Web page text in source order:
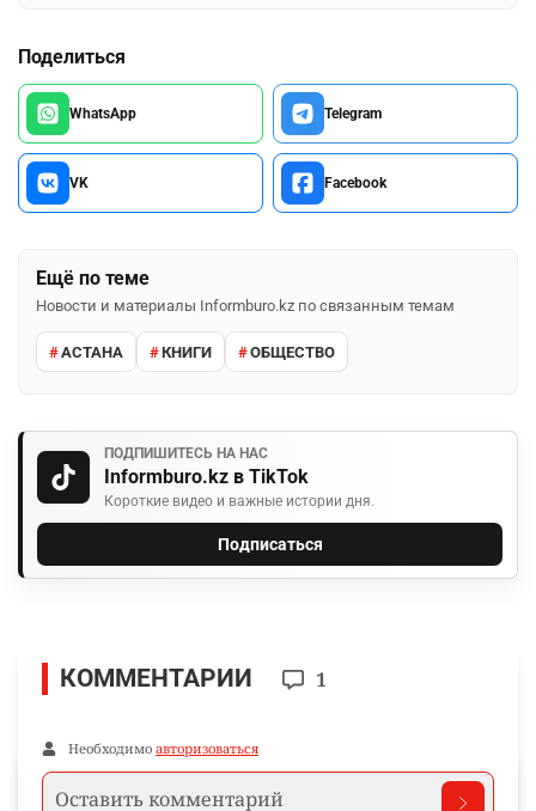
Поделиться
WhatsApp Telegram
VK Facebook
Ещё по теме
Новости и материалы Informburo.kz по связанным темам
АСТАНА КНИГИ ОБЩЕСТВО
ПОДПИШИТЕСЬ НА НАС
Informburo.kz в TikTok
Короткие видео и важные истории дня.
Подписаться
КОММЕНТАРИИ 1
Необходимо авторизоваться